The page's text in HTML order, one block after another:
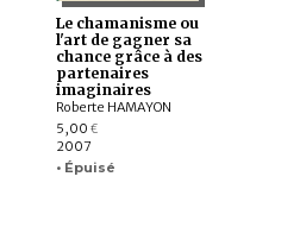
Le chamanisme ou
l'art de gagner sa
chance grâce à des
partenaires
imaginaires
Roberte HAMAYON
5,00 €
2007
• Épuisé